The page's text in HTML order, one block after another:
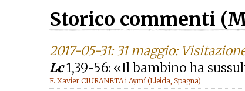
Storico commenti
2017-05-31: 31 maggio:
Lc1,39-56: «Il bambino ha
F. Xavier CIURANETA i Aymí (Lleida, Spagna)